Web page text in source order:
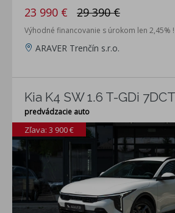
23 990 € 29 390 €
Výhodné financovanie s úrokom len 2,45% !
ARAVER Trenčín s.r.o.
Kia K4 SW 1.6 T-GDi
predvádzacie auto
Zľava: 3 900 €